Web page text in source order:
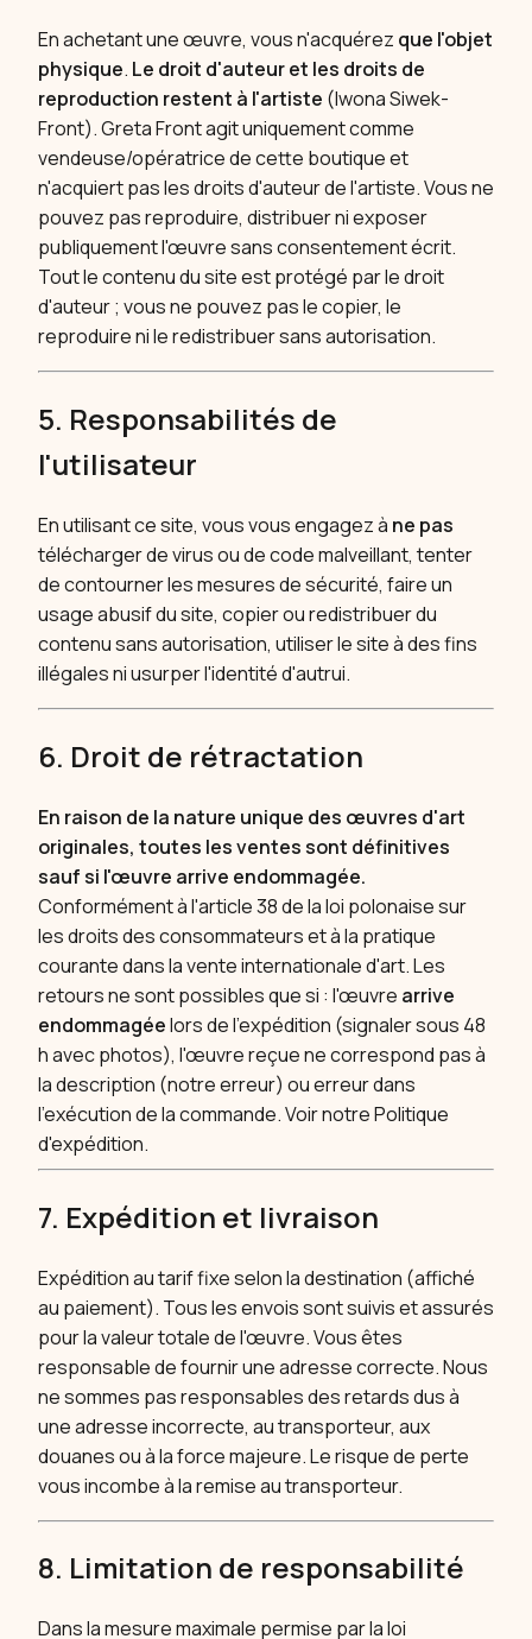
En achetant une œuvre, vous n'acquérez que l'objet
physique. Le droit d'auteur et les droits de
reproduction restent à l'artiste (Iwona Siwek-
Front). Greta Front agit uniquement comme
vendeuse/opératrice de cette boutique et
n'acquiert pas les droits d'auteur de l'artiste. Vous ne
pouvez pas reproduire, distribuer ni exposer
publiquement l'œuvre sans consentement écrit.
Tout le contenu du site est protégé par le droit
d'auteur ; vous ne pouvez pas le copier, le
reproduire ni le redistribuer sans autorisation.
5. Responsabilités de
l'utilisateur
En utilisant ce site, vous vous engagez à ne pas
télécharger de virus ou de code malveillant, tenter
de contourner les mesures de sécurité, faire un
usage abusif du site, copier ou redistribuer du
contenu sans autorisation, utiliser le site à des fins
illégales ni usurper l'identité d'autrui.
6. Droit de rétractation
En raison de la nature unique des œuvres d'art
originales, toutes les ventes sont définitives
sauf si l'œuvre arrive endommagée.
Conformément à l'article 38 de la loi polonaise sur
les droits des consommateurs et à la pratique
courante dans la vente internationale d'art. Les
retours ne sont possibles que si : l'œuvre arrive
endommagéelors de l'expédition (signaler sous 48
h avec photos), l'œuvre reçue ne correspond pas à
la description (notre erreur) ou erreur dans
l'exécution de la commande. Voir notre Politique
d'expédition.
7. Expédition et livraison
Expédition au tarif fixe selon la destination (affiché
au paiement). Tous les envois sont suivis et assurés
pour la valeur totale de l'œuvre. Vous êtes
responsable de fournir une adresse correcte. Nous
ne sommes pas responsables des retards dus à
une adresse incorrecte, au transporteur, aux
douanes ou à la force majeure. Le risque de perte
vous incombe à la remise au transporteur.
8. Limitation de responsabilité
Dans la mesure maximale permise par la loi